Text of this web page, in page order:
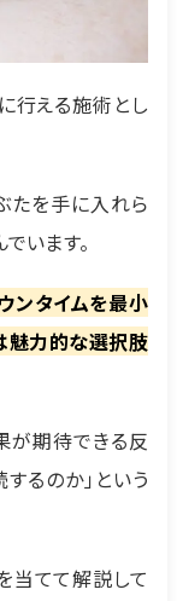
行える施術とし
たを手に入れら
います。
ンタイムを最小
魅力的な選択肢
が期待できる反
るのか」という
当てて解説して